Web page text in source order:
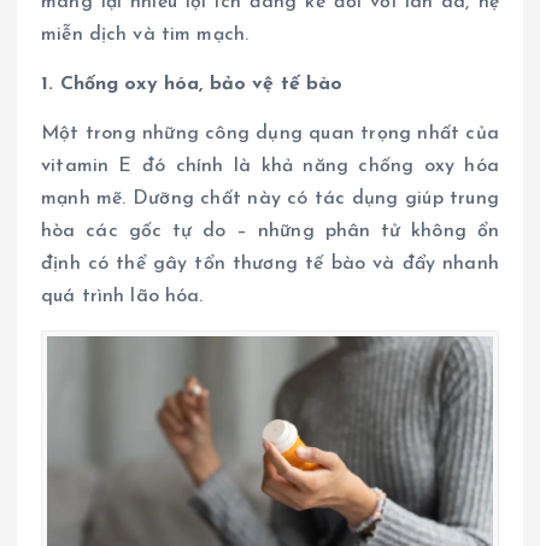
miễn dịch và tim mạch.
1. Chống oxy hóa, bảo vệ tế bào
Một trong những công dụng quan trọng nhất của
vitamin E đó chính là khả năng chống oxy hóa
mạnh mẽ. Dưỡng chất này có tác dụng giúp trung
hòa các gốc tự do – những phân tử không ổn
định có thể gây tổn thương tế bào và đẩy nhanh
quá trình lão hóa.